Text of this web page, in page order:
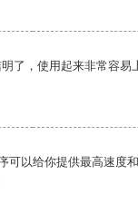
了，使用起来非常容易
可以给你提供最高速度